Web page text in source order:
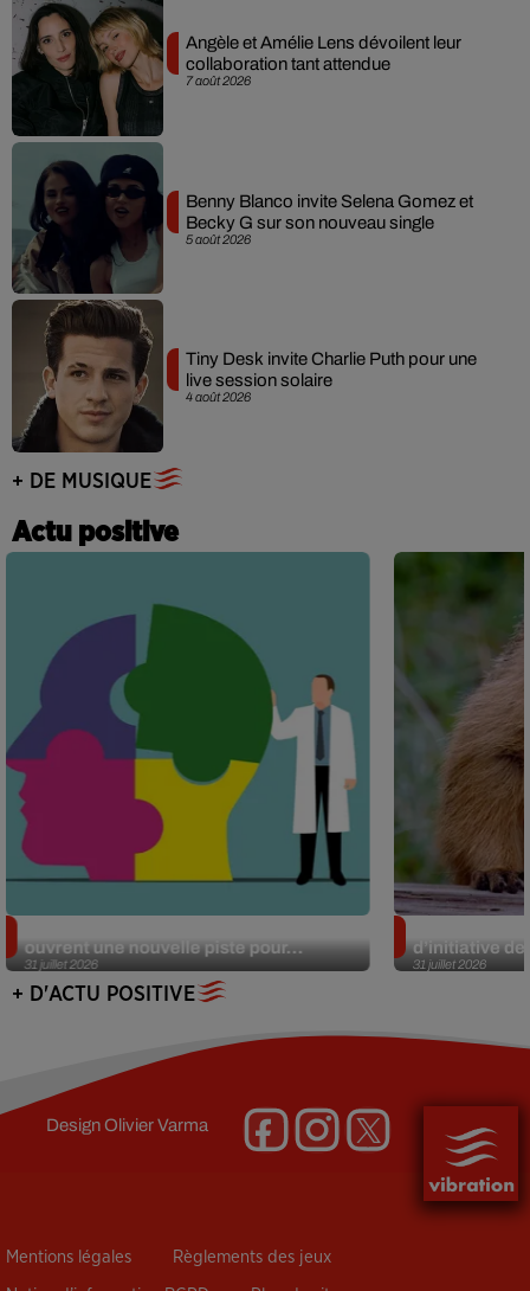
7 août 2026
Angèle et Amélie Lens dévoilent leur
collaboration tant attendue
5 août 2026
Benny Blanco invite Selena Gomez et
Becky G sur son nouveau single
4 août 2026
Tiny Desk invite Charlie Puth pour une
live session solaire
+ DE MUSIQUE
Actu positive
31 juillet 2026
ouvrent une nouvelle piste pour...
31 juillet 2026
d’initiative
+ D'ACTU POSITIVE
DesignOlivier Varma
Mentions légales Règlements des jeux